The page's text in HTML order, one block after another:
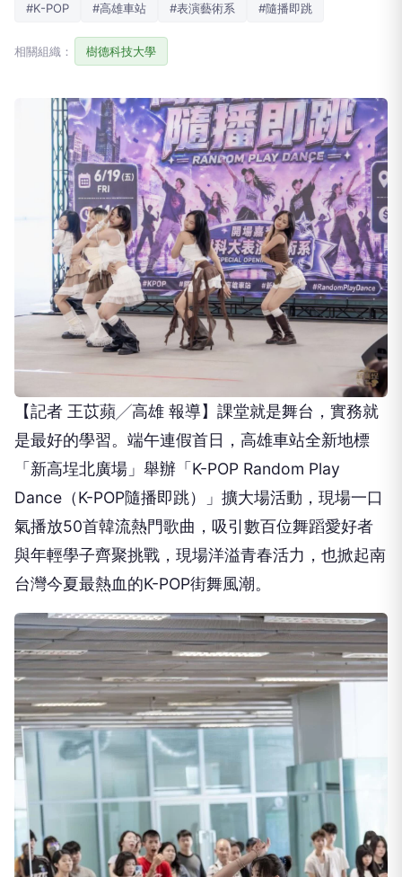
#K-POP #高雄車站 #表演藝術系 #隨播即跳
相關組織： 樹德科技大學
【記者 王苡蘋╱高雄 報導】課堂就是舞台，實務就
是最好的學習。端午連假首日，高雄車站全新地標
「新高埕北廣場」舉辦「K-POP Random Play
Dance（K-POP隨播即跳）」擴大場活動，現場一口
氣播放50首韓流熱門歌曲，吸引數百位舞蹈愛好者
與年輕學子齊聚挑戰，現場洋溢青春活力，也掀起南
台灣今夏最熱血的K-POP街舞風潮。